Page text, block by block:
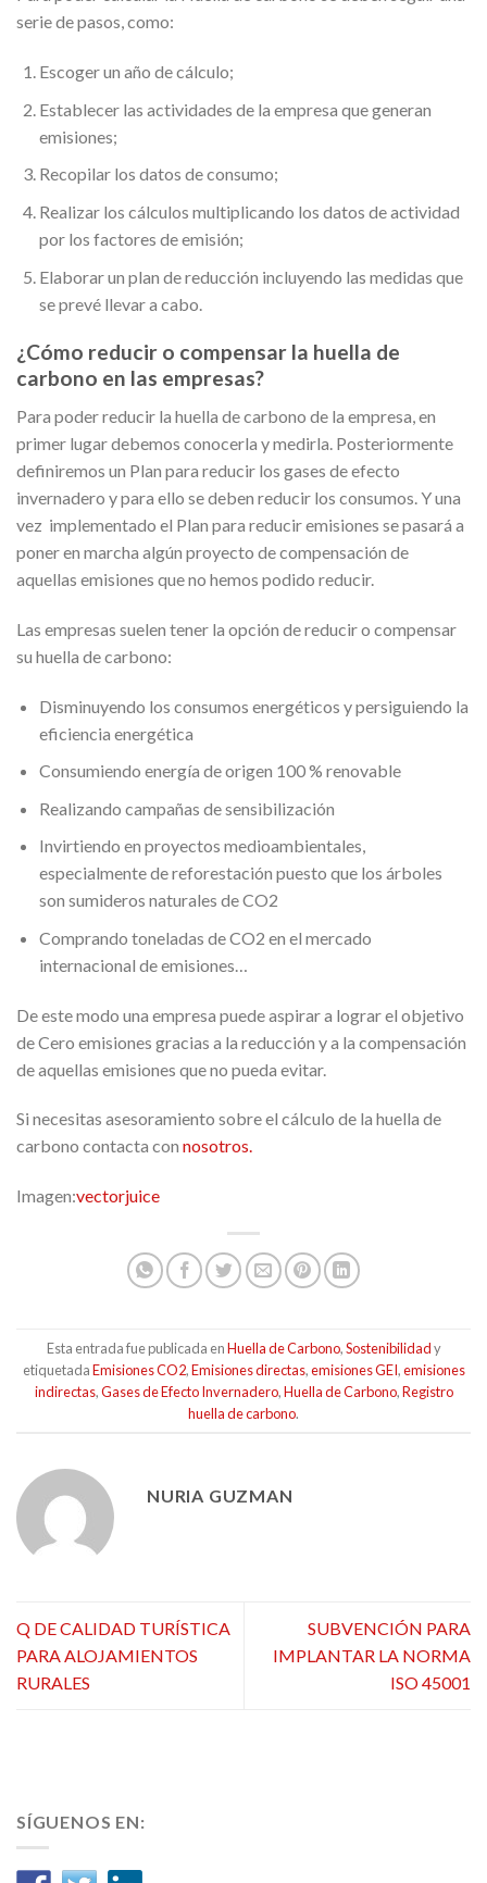
serie de pasos, como:
Escoger un año de cálculo;
Establecer las actividades de la empresa que generan
emisiones;
Recopilar los datos de consumo;
Realizar los cálculos multiplicando los datos de actividad
por los factores de emisión;
Elaborar un plan de reducción incluyendo las medidas que
se prevé llevar a cabo.
¿Cómo reducir o compensar la huella de
carbono en las empresas?
Para poder reducir la huella de carbono de la empresa, en
primer lugar debemos conocerla y medirla. Posteriormente
definiremos un Plan para reducir los gases de efecto
invernadero y para ello se deben reducir los consumos. Y una
vez implementado el Plan para reducir emisiones se pasará a
poner en marcha algún proyecto de compensación de
aquellas emisiones que no hemos podido reducir.
Las empresas suelen tener la opción de reducir o compensar
su huella de carbono:
Disminuyendo los consumos energéticos y persiguiendo la
eficiencia energética
Consumiendo energía de origen 100 % renovable
Realizando campañas de sensibilización
Invirtiendo en proyectos medioambientales,
especialmente de reforestación puesto que los árboles
son sumideros naturales de CO2
Comprando toneladas de CO2 en el mercado
internacional de emisiones…
De este modo una empresa puede aspirar a lograr el objetivo
de Cero emisiones gracias a la reducción y a la compensación
de aquellas emisiones que no pueda evitar.
Si necesitas asesoramiento sobre el cálculo de la huella de
carbono contacta con nosotros.
Imagen:vectorjuice
Esta entrada fue publicada enHuella de Carbono,Sostenibilidady
etiquetadaEmisiones CO2,Emisiones directas,emisiones GEI,emisiones
indirectas,Gases de Efecto Invernadero,Huella de Carbono,Registro
huella de carbono.
NURIA GUZMAN
Q DE CALIDAD TURÍSTICA
PARA ALOJAMIENTOS
RURALES
SUBVENCIÓN PARA
IMPLANTAR LA NORMA
ISO 45001
SÍGUENOS EN: